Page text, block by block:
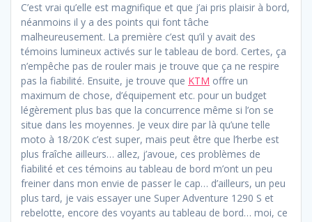
C’est vrai qu’elle est magnifique et que j’ai pris plaisir à bord,
néanmoins il y a des points qui font tâche
malheureusement. La première c’est qu’il y avait des
témoins lumineux activés sur le tableau de bord. Certes, ça
n’empêche pas de rouler mais je trouve que ça ne respire
pas la fiabilité. Ensuite, je trouve que KTM offre un
maximum de chose, d’équipement etc. pour un budget
légèrement plus bas que la concurrence même si l’on se
situe dans les moyennes. Je veux dire par là qu’une telle
moto à 18/20K c’est super, mais peut être que l’herbe est
plus fraîche ailleurs… allez, j’avoue, ces problèmes de
fiabilité et ces témoins au tableau de bord m’ont un peu
freiner dans mon envie de passer le cap… d’ailleurs, un peu
plus tard, je vais essayer une Super Adventure 1290 S et
rebelotte, encore des voyants au tableau de bord… moi, ce